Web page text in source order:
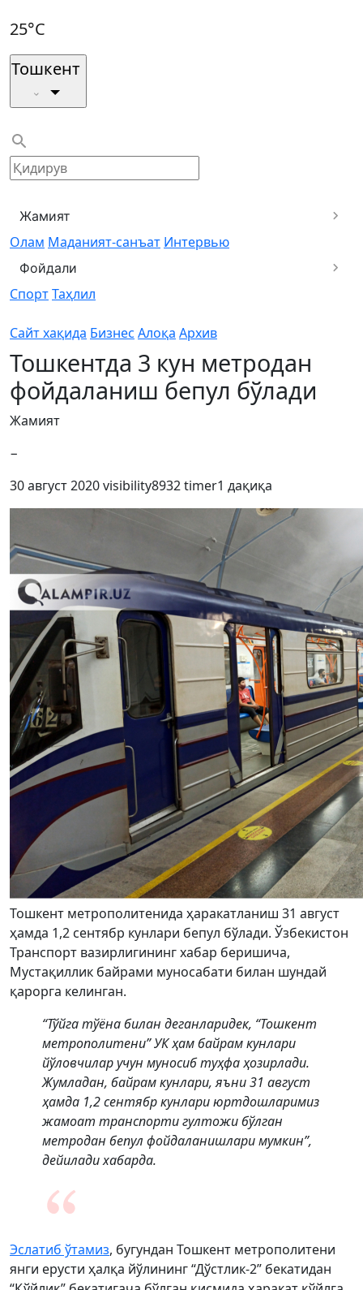
25°C
Тошкент
Жамият
Олам Маданият-санъат Интервью
Фойдали
СпортТаҳлил
Сайт хақида Бизнес Алоқа Архив
Тошкентда 3 кун метродан
фойдаланиш бепул бўлади
Жамият
−
30 август 2020visibility8932timer1 дақиқа
Тошкент метрополитенида ҳаракатланиш 31 август
ҳамда 1,2 сентябр кунлари бепул бўлади. Ўзбекистон
Транспорт вазирлигининг хабар беришича,
Мустақиллик байрами муносабати билан шундай
қарорга келинган.
“Тўйга тўёна билан деганларидек, “Тошкент
метрополитени” УК ҳам байрам кунлари
йўловчилар учун муносиб туҳфа ҳозирлади.
Жумладан, байрам кунлари, яъни 31 август
ҳамда 1,2 сентябр кунлари юртдошларимиз
жамоат транспорти гултожи бўлган
метродан бепул фойдаланишлари мумкин”,
дейилади хабарда.
Эслатиб ўтамиз, бугундан Тошкент метрополитени
янги ерусти ҳалқа йўлининг “Дўстлик-2” бекатидан